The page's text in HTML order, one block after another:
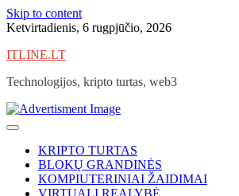
Skip to content
Ketvirtadienis, 6 rugpjūčio, 2026
ITLINE.LT
Technologijos, kripto turtas, web3
KRIPTO TURTAS
BLOKŲ GRANDINĖS
KOMPIUTERINIAI ŽAIDIMAI
VIRTUALI REALYBĖ